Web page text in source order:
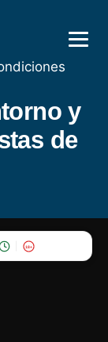
y
de
18+